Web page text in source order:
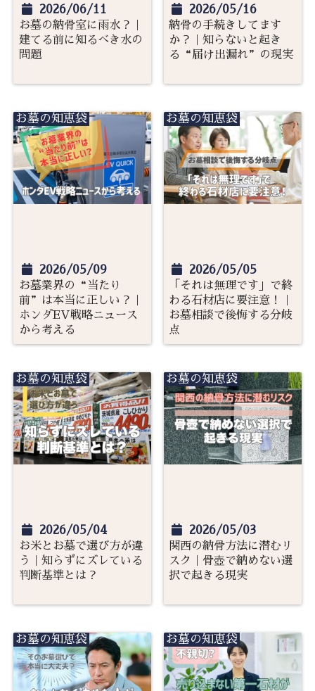
2026/06/11
お墓の納骨室に雨水？｜
建てる前に知るべき水の
問題
2026/05/16
納骨の手続きしてます
か？｜知らないと起き
る“届け出漏れ”の現実
お墓の知恵袋
2026/05/09
お墓業界の“当たり
前”は本当に正しい？｜
ホンダEV戦略ニュース
から考える
お墓の知恵袋
2026/05/05
「それは無理です」で終
わる石材店に要注意！｜
お墓相談で後悔する分岐
点
お墓の知恵袋
2026/05/04
お米とお墓で選び方が違
う｜知らずにズレている
判断基準とは？
お墓の知恵袋
2026/05/03
関西の納骨方法に潜むリ
スク｜骨壺で納めない選
択で起きる現実
お墓の知恵袋 お墓の知恵袋